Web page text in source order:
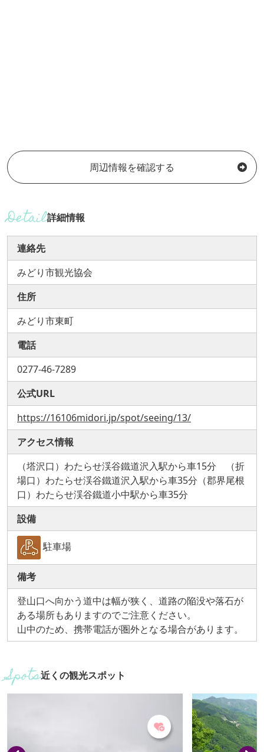
周辺情報を確認する
詳細情報
連絡先
みどり市観光協会
住所
みどり市東町
電話
0277-46-7289
公式URL
https://16106midori.jp/spot/seeing/13/
アクセス情報
（塔沢口）わたらせ渓谷鐵道沢入駅から車15分 （折
場口）わたらせ渓谷鐵道沢入駅から車35分（郡界尾根
口）わたらせ渓谷鐵道小中駅から車35分
設備
駐車場
備考
登山口へ向かう道中は幅が狭く、道路の陥没や落石が
ある場所もありますのでご注意ください。
山中のため、携帯電話が圏外となる場合があります。
近くの観光スポット